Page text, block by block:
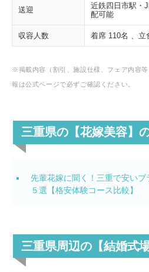
送迎
近鉄四日市駅・
配可能
収容人数 着席 110名 、立
※掲載内容（割引、施設仕様、フェア内容
報は公式ページで必ずご確認ください。
三重県の【花嫁美容】
先輩花嫁に聞く！三重で安い
５選【格安体験コース比較】
三重県周辺の【結婚式